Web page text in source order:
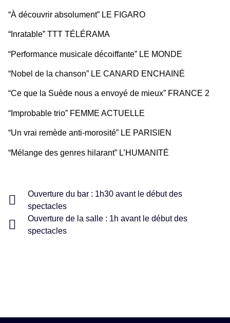
“À découvrir absolument” LE FIGARO
“Inratable” TTT TÉLÉRAMA
“Performance musicale décoiffante” LE MONDE
“Nobel de la chanson” LE CANARD ENCHAINÉ
“Ce que la Suède nous a envoyé de mieux” FRANCE 2
“Improbable trio” FEMME ACTUELLE
“Un vrai remède anti-morosité” LE PARISIEN
“Mélange des genres hilarant” L’HUMANITÉ
Ouverture du bar : 1h30 avant le début des
spectacles
Ouverture de la salle : 1h avant le début des
spectacles